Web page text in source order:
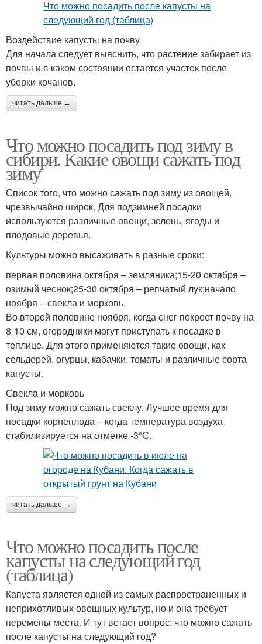
Воздействие капусты на почву
Для начала следует выяснить, что растение забирает из
почвы и в каком состоянии остается участок после
уборки кочанов.
читать дальше →
Что можно посадить под зиму в
сибири. Какие овощи сажать под
зиму
Список того, что можно сажать под зиму из овощей,
чрезвычайно широк. Для подзимней посадки
используются различные овощи, зелень, ягоды и
плодовые деревья.
Культуры можно высаживать в разные сроки:
первая половина октября – земляника;15-20 октября –
озимый чеснок;25-30 октября – репчатый лук;начало
ноября – свекла и морковь.
Во второй половине ноября, когда снег покроет почву на
8-10 см, огородники могут приступать к посадке в
теплице. Для этого применяются такие овощи, как
сельдерей, огурцы, кабачки, томаты и различные сорта
капусты.
Свекла и морковь
Под зиму можно сажать свеклу. Лучшее время для
посадки корнеплода – когда температура воздуха
стабилизируется на отметке -3°С.
читать дальше →
Что можно посадить после
капусты на следующий год
(таблица)
Капуста является одной из самых распространенных и
неприхотливых овощных культур, но и она требует
перемены места. И тут встает вопрос: что можно сажать
после капусты на следующий год?